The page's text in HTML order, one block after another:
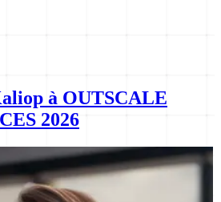
à OUTSCALE
2026